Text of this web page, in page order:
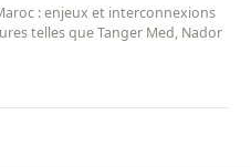
: enjeux et interconnexions
telles que Tanger Med, Nador